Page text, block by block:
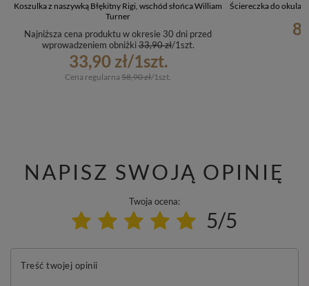
Koszulka z naszywką Błękitny Rigi, wschód słońca William
Turner
33,90 zł/1szt.
Najniższa cena produktu w okresie 30 dni przed
wprowadzeniem obniżki33,90 zł/1szt.
Cena regularna58,90 zł/1szt.
Ściereczka do
NAPISZ SWOJĄ OPINIĘ
Twoja ocena:
5/5
Treść twojej opinii